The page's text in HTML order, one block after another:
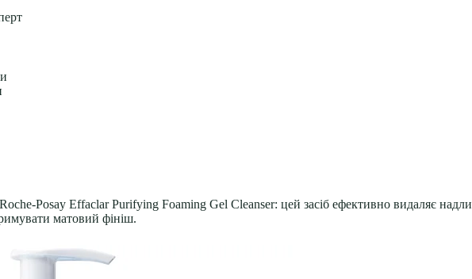
Posay Effaclar Purifying Foaming Gel Cleanser: цей засіб ефективно видаляє
матовий фініш.